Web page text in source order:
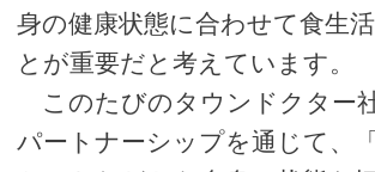
身の健康状態に合わせて食生
とが重要だと考えています。
このたびのタウンドクター
パートナーシップを通じて、